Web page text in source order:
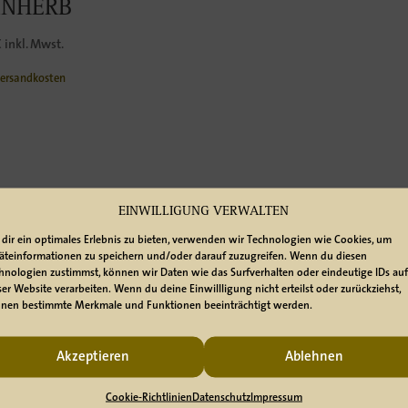
EINWILLIGUNG VERWALTEN
dir ein optimales Erlebnis zu bieten, verwenden wir Technologien wie Cookies, um
zu speichern und/oder darauf zuzugreifen. Wenn du diesen
zustimmst, können wir Daten wie das Surfverhalten oder eindeutige IDs auf
Website verarbeiten. Wenn du deine Einwillligung nicht erteilst oder zurückziehst,
bestimmte Merkmale und Funktionen beeinträchtigt werden.
Akzeptieren Ablehnen
Cookie-Richtlinien DatenschutzImpressum
inkl. Mwst.
des Jugendschutzgesetzes.
Getränke beinhalten, führen unsere Lieferanten eine
(Personalausweis, Reisepass oder Führerschein) bereit.
das gesetzlich vorgeschriebene Mindestalter erreicht hat: